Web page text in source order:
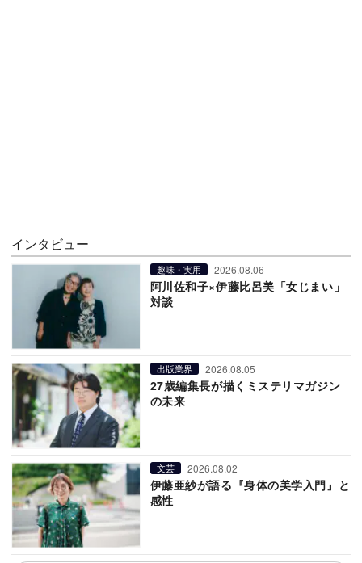
インタビュー
趣味・実用 2026.08.06
阿川佐和子×伊藤比呂美「女じまい」
対談
出版業界 2026.08.05
27歳編集長が描くミステリマガジン
の未来
文芸 2026.08.02
伊藤亜紗が語る『身体の美学入門』と
感性